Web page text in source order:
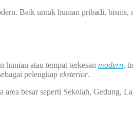
Baik untuk hunian pribadi, bisnis,
hunian atau tempat terkesan modern,
pelengkap eksterior.
besar seperti Sekolah, Gedung,